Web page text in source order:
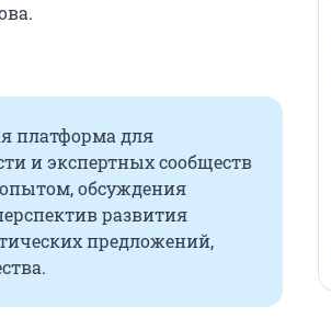
платформа для
и экспертных сообществ
обсуждения
развития
предложений,